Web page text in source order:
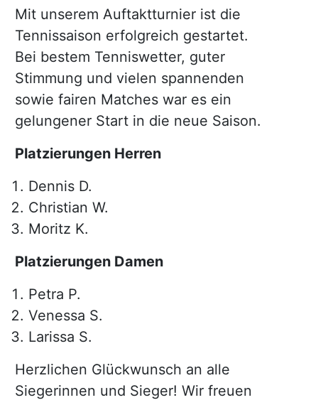
Mit unserem Auftaktturnier ist die
Tennissaison erfolgreich gestartet.
Bei bestem Tenniswetter, guter
Stimmung und vielen spannenden
sowie fairen Matches war es ein
gelungener Start in die neue Saison.
Platzierungen Herren
Dennis D.
Christian W.
Moritz K.
Platzierungen Damen
Petra P.
Venessa S.
Larissa S.
Herzlichen Glückwunsch an alle
Siegerinnen und Sieger! Wir freuen